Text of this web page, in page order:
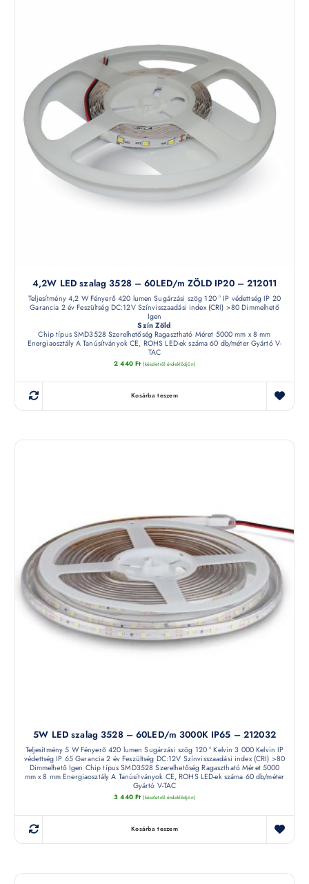
4,2W LED szalag 3528 – 60LED/m ZÖLD IP20 – 212011
Teljesítmény 4,2 W Fényerő 420 lumen Sugárzási szög 120 ° IP védettség IP 20
Garancia 2 év Feszültség DC:12V Színvisszaadási index (CRI) >80 Dimmelhető
Igen
Szín Zöld
Chip típus SMD3528 Szerelhetőség Ragasztható Méret 5000 mm x 8 mm
Energiaosztály A Tanúsítványok CE, ROHS LED-ek száma 60 db/méter Gyártó V-
TAC
2 440 Ft (készletről érdeklődjön)
Kosárba teszem
5W LED szalag 3528 – 60LED/m 3000K IP65 – 212032
Teljesítmény 5 W Fényerő 420 lumen Sugárzási szög 120 ° Kelvin 3 000 Kelvin IP
védettség IP 65 Garancia 2 év Feszültség DC:12V Színvisszaadási index (CRI) >80
Dimmelhető Igen Chip típus SMD3528 Szerelhetőség Ragasztható Méret 5000
mm x 8 mm Energiaosztály A Tanúsítványok CE, ROHS LED-ek száma 60 db/méter
Gyártó V-TAC
3 440 Ft (készletről érdeklődjön)
Kosárba teszem